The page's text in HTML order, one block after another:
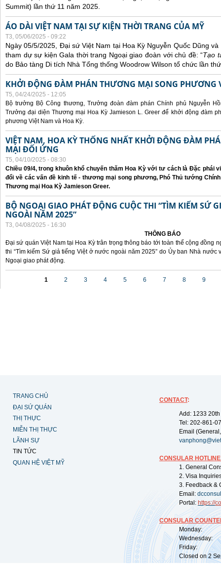
Summit) lần thứ 11 năm 2025.
ÁO DÀI VIỆT NAM TẠI SỰ KIỆN THỜI TRANG CỦA MỸ
T3, 05/06/2025 - 09:22
Ngày 05/5/2025, Đại sứ Việt Nam tại Hoa Kỳ Nguyễn Quốc Dũng
tham dự sự kiện Gala thời trang Ngoại giao đoàn với chủ đề: “Tạo
do Bảo tàng Di tích Nhà Tổng thống Woodrow Wilson tổ chức lần
KHỞI ĐỘNG ĐÀM PHÁN THƯƠNG MẠI SONG PHƯƠNG
T5, 04/24/2025 - 12:05
Bộ trưởng Bộ Công thương, Trưởng đoàn đàm phán Chính phủ Nguyễn
Trưởng đại diện Thương mại Hoa Kỳ Jamieson L. Greer để khởi động đàm
phương Việt Nam và Hoa Kỳ.
VIỆT NAM, HOA KỲ THỐNG NHẤT KHỞI ĐỘNG ĐÀM
MẠI ĐỐI ỨNG
T5, 04/10/2025 - 08:30
Chiều 09/4, trong khuôn khổ chuyến thăm Hoa Kỳ với tư cách là Đặc phái
đổi về các vấn đề kinh tế - thương mại song phương, Phó Thủ tướng
Thương mại Hoa Kỳ Jamieson Greer.
BỘ NGOẠI GIAO PHÁT ĐỘNG CUỘC THI “TÌM KIẾM SỨ
NGOÀI NĂM 2025”
T3, 04/08/2025 - 16:30
THÔNG BÁO
Đại sứ quán Việt Nam tại Hoa Kỳ trân trọng thông báo tới toàn thể cộng đồng
thi “Tìm kiếm Sứ giả tiếng Việt ở nước ngoài năm 2025” do Ủy ban Nhà
Ngoại giao phát động.
1 2 3 4 5 6 7 8 9
TRANG CHỦ
ĐẠI SỨ QUÁN
THỊ THỰC
MIỄN THỊ THỰC
LÃNH SỰ
TIN TỨC
QUAN HỆ VIỆT MỸ
CONTACT:
Add: 1233
Tel: 202-861-
Email
CONSULAR
1. General
2. Visa
3. Feedback &
Email:
Portal: https://
CONSULAR
Monday:
Wednesday:
Friday:
Closed on 2